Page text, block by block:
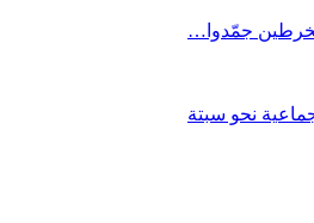
جمّدوا…
نحو سبتة